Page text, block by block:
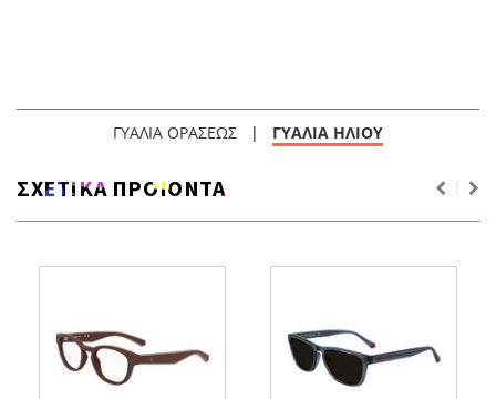
ΓΥΑΛΙΑ ΟΡΑΣΕΩΣ | ΓΥΑΛΙΑ ΗΛΙΟΥ
ΣΧΕΤΙΚΑ ΠΡΟΙΟΝΤΑ